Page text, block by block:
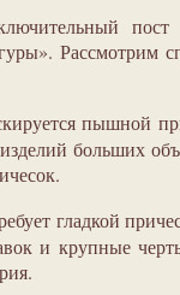
Рассмотрим
пышной
больших
гладкой
и крупные